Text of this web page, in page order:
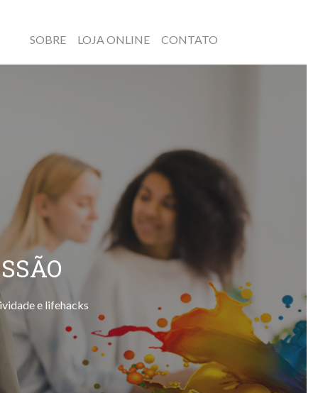
SOBRE LOJA ONLINE CONTATO
e lifehacks